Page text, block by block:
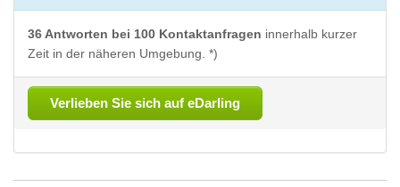
36 Antworten bei 100 Kontaktanfragen innerhalb kurzer
Zeit in der näheren Umgebung. *)
Verlieben Sie sich auf eDarling